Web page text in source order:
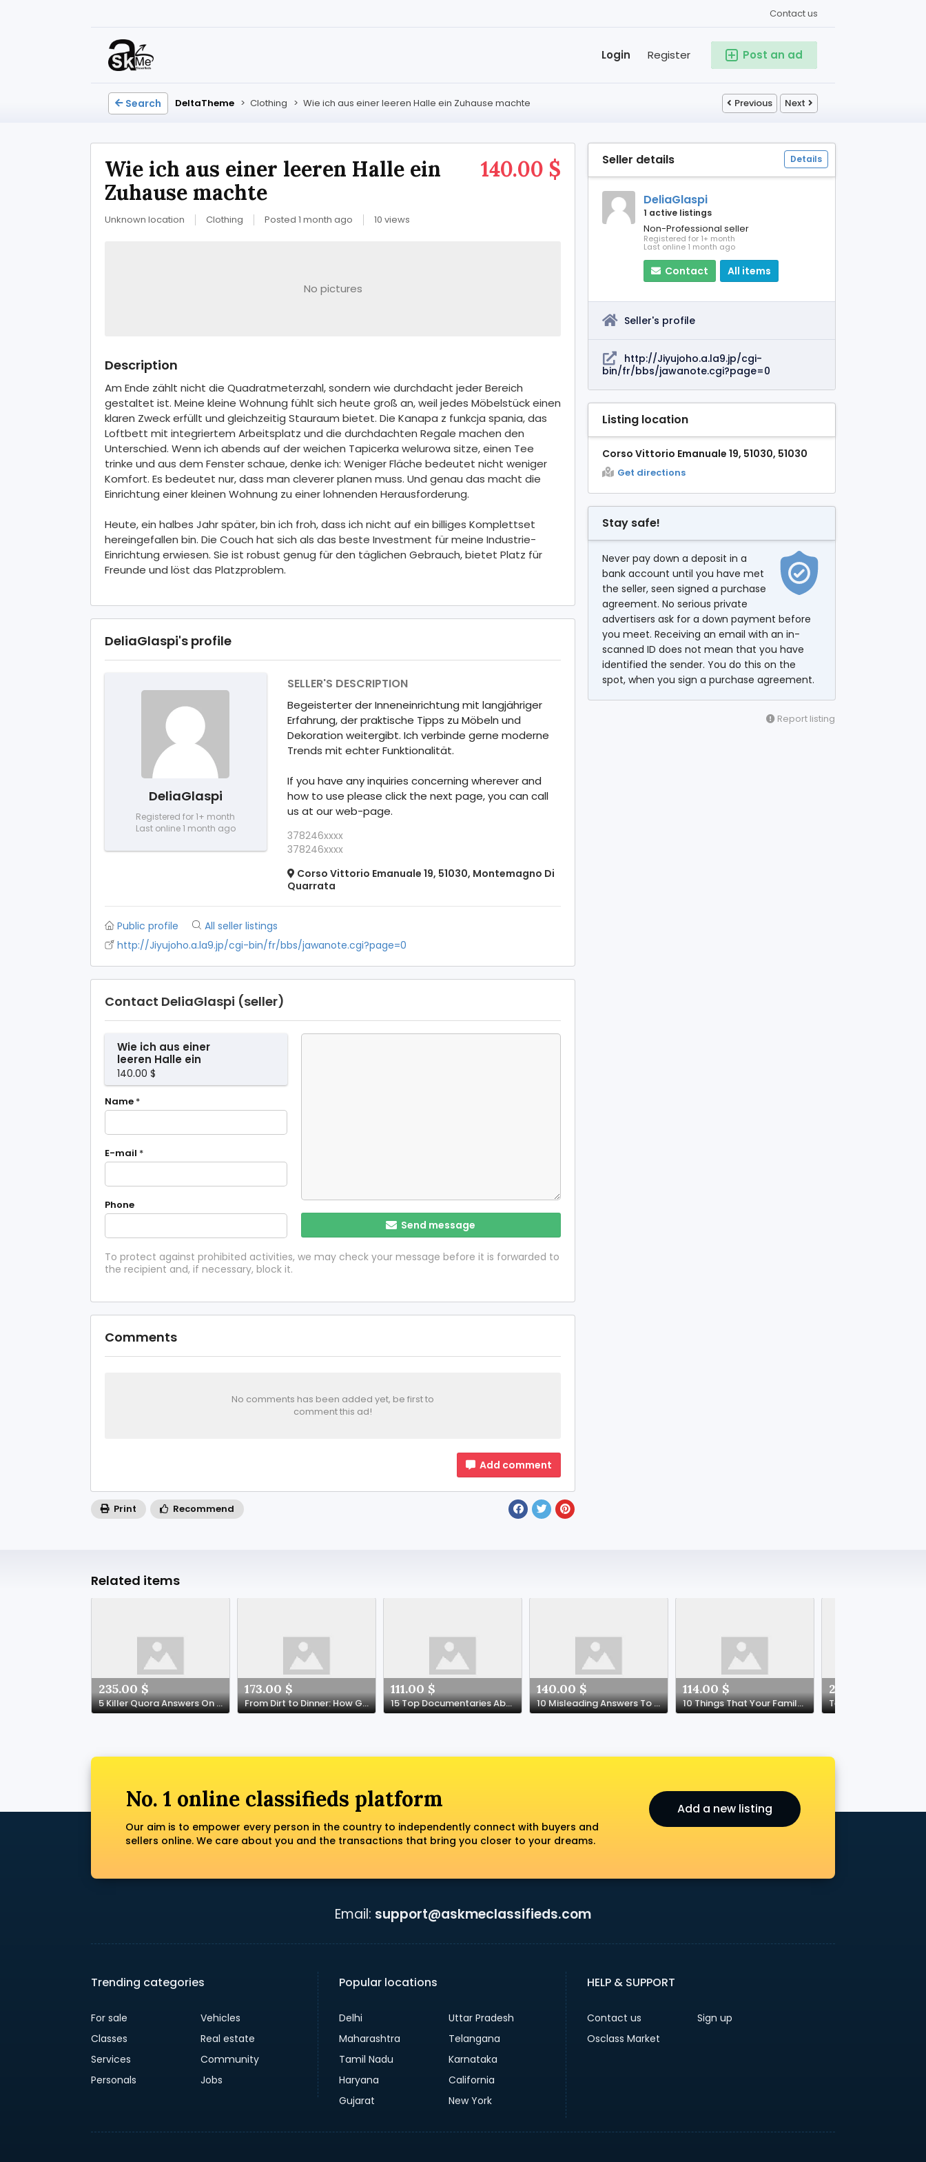
Contact us
Post an ad
Register
Login
Search DeltaTheme > Clothing > Wie ich aus einer leeren Halle ein Zuhause machte Previous Next
140.00 $
Wie ich aus einer leeren Halle ein
Zuhause machte
Unknown location Clothing Posted 1 month ago 10 views
No pictures
Description
Am Ende zählt nicht die Quadratmeterzahl, sondern wie durchdacht jeder Bereich
gestaltet ist. Meine kleine Wohnung fühlt sich heute groß an, weil jedes Möbelstück einen
klaren Zweck erfüllt und gleichzeitig Stauraum bietet. Die Kanapa z funkcja spania, das
Loftbett mit integriertem Arbeitsplatz und die durchdachten Regale machen den
Unterschied. Wenn ich abends auf der weichen Tapicerka welurowa sitze, einen Tee
trinke und aus dem Fenster schaue, denke ich: Weniger Fläche bedeutet nicht weniger
Komfort. Es bedeutet nur, dass man cleverer planen muss. Und genau das macht die
Einrichtung einer kleinen Wohnung zu einer lohnenden Herausforderung.
Heute, ein halbes Jahr später, bin ich froh, dass ich nicht auf ein billiges Komplettset
hereingefallen bin. Die Couch hat sich als das beste Investment für meine Industrie-
Einrichtung erwiesen. Sie ist robust genug für den täglichen Gebrauch, bietet Platz für
Freunde und löst das Platzproblem.
DeliaGlaspi's profile
DeliaGlaspi
Registered for 1+ month
Last online 1 month ago
SELLER'S DESCRIPTION
Begeisterter der Inneneinrichtung mit langjähriger
Erfahrung, der praktische Tipps zu Möbeln und
Dekoration weitergibt. Ich verbinde gerne moderne
Trends mit echter Funktionalität.
If you have any inquiries concerning wherever and
how to use please click the next page, you can call
us at our web-page.
378246xxxx
378246xxxx
Corso Vittorio Emanuale 19, 51030, Montemagno Di
Quarrata
Public profile
All seller listings
http://Jiyujoho.a.la9.jp/cgi-bin/fr/bbs/jawanote.cgi?page=0
Contact DeliaGlaspi (seller)
Wie ich aus einer
leeren Halle ein
Zuhause machte
140.00 $
Name *
E-mail *
Phone
Send message
To protect against prohibited activities, we may check your message before it is forwarded to
the recipient and, if necessary, block it.
Comments
No comments has been added yet, be first to
comment this ad!
Add comment
Print Recommend
Seller details Details
DeliaGlaspi
1 active listings
Non-Professional seller
Registered for 1+ month
Last online 1 month ago
Contact All items
Seller's profile
http://Jiyujoho.a.la9.jp/cgi-
bin/fr/bbs/jawanote.cgi?page=0
Listing location
Corso Vittorio Emanuale 19, 51030, 51030
Get directions
Stay safe!
Never pay down a deposit in a
bank account until you have met
the seller, seen signed a purchase
agreement. No serious private
advertisers ask for a down payment before
you meet. Receiving an email with an in-
scanned ID does not mean that you have
identified the sender. You do this on the
spot, when you sign a purchase agreement.
Report listing
Related items
235.00 $
5 Killer Quora Answers On Crypto Game Casino
173.00 $
From Dirt to Dinner: How Garden Design Changed My Living Room
111.00 $
15 Top Documentaries About Get Certified Goethe Exam Online
140.00 $
10 Misleading Answers To Common Best Baby Cot Questions Do You Know The Correct Answers?
114.00 $
10 Things That Your Family Taught You About Compensation For Accident
212.00 $
No. 1 online classifieds platform
Our aim is to empower every person in the country to independently connect with buyers and
sellers online. We care about you and the transactions that bring you closer to your dreams.
Add a new listing
Email: support@askmeclassifieds.com
Trending categories
For sale
Vehicles
Classes
Real estate
Services
Community
Personals
Jobs
Popular locations
Delhi
Uttar Pradesh
Maharashtra
Telangana
Tamil Nadu
Karnataka
Haryana
California
Gujarat
New York
HELP & SUPPORT
Contact us
Sign up
Osclass Market